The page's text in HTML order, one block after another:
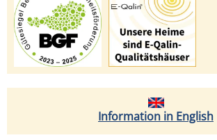
Information in English